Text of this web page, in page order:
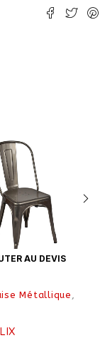
AU DEVIS
Métallique,